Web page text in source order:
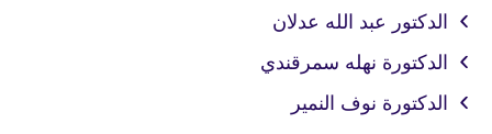
الدكتور عبد الله عدلان
الدكتورة نهله سمرقندي
الدكتورة نوف النمير